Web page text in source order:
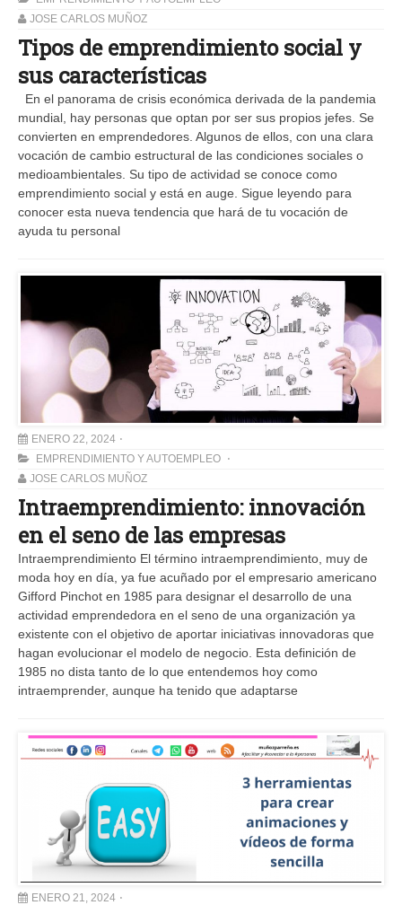
JOSE CARLOS MUÑOZ
Tipos de emprendimiento social y
sus características
En el panorama de crisis económica derivada de la pandemia
mundial, hay personas que optan por ser sus propios jefes. Se
convierten en emprendedores. Algunos de ellos, con una clara
vocación de cambio estructural de las condiciones sociales o
medioambientales. Su tipo de actividad se conoce como
emprendimiento social y está en auge. Sigue leyendo para
conocer esta nueva tendencia que hará de tu vocación de
ayuda tu personal
ENERO 22, 2024
EMPRENDIMIENTO Y AUTOEMPLEO
JOSE CARLOS MUÑOZ
Intraemprendimiento: innovación
en el seno de las empresas
Intraemprendimiento El término intraemprendimiento, muy de
moda hoy en día, ya fue acuñado por el empresario americano
Gifford Pinchot en 1985 para designar el desarrollo de una
actividad emprendedora en el seno de una organización ya
existente con el objetivo de aportar iniciativas innovadoras que
hagan evolucionar el modelo de negocio. Esta definición de
1985 no dista tanto de lo que entendemos hoy como
intraemprender, aunque ha tenido que adaptarse
ENERO 21, 2024